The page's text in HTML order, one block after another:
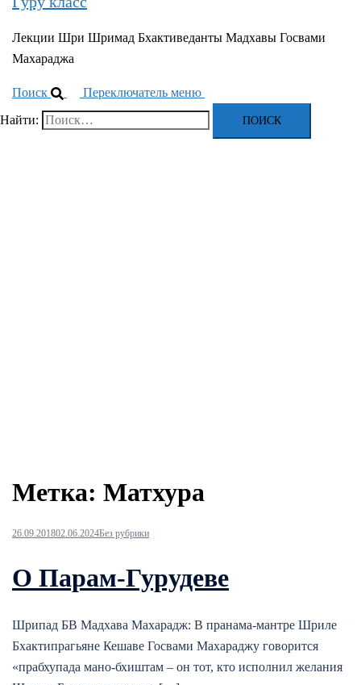
Лекции Шри Шримад Бхактиведанты Мадхавы Госвами
Махараджа
Поиск
Переключатель меню
Найти:
Метка: Матхура
26.09.201802.06.2024Без рубрики
О Парам-Гурудеве
Шрипад БВ Мадхава Махарадж: В пранама-мантре Шриле
Бхактипрагьяне Кешаве Госвами Махараджу говорится
«прабхупада мано-бхиштам – он тот, кто исполнил желания